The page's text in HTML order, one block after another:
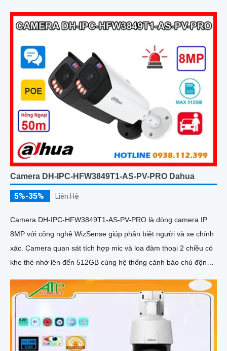
Camera DH-IPC-HFW3849T1-AS-PV-PRO Dahua
5%-35% Liên Hệ
Camera DH-IPC-HFW3849T1-AS-PV-PRO là dòng camera IP
8MP với công nghệ WizSense giúp phân biệt người và xe chính
xác. Camera quan sát tích hợp mic và loa đàm thoại 2 chiều có
khe thẻ nhớ lên đến 512GB cùng hệ thống cảnh báo chủ động